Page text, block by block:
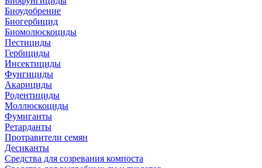
Биоудобрение
Биогербицид
Биомолюскоциды
Пестициды
Гербициды
Инсектициды
Фунгициды
Акарициды
Родентициды
Моллюскоциды
Фумиганты
Ретарданты
Протравители семян
Десиканты
Средства для созревания компоста